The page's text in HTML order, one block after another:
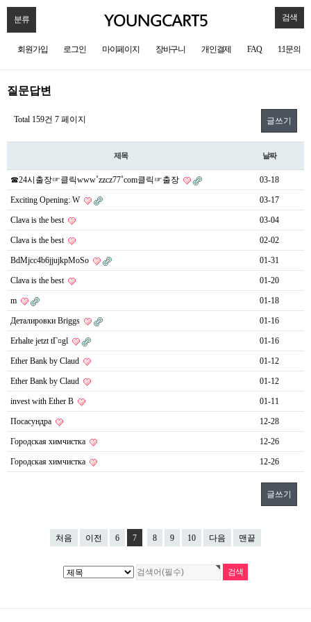
분류 검색
회원가입 로그인 마이페이지 장바구니 개인결제 FAQ 1:1문의
질문답변
Total 159건 7 페이지 글쓰기
제목 날짜
☎24시출장☞클릭www˚zzcz77˚com클릭☞출장 03-18
Exciting Opening: W 03-17
Clava is the best 03-04
Clava is the best 02-02
BdMjcc4b6jjujkpMoSo 01-31
Clava is the best 01-20
m 01-18
Деталировки Briggs 01-16
Erhalte jetzt tГ¤gl 01-16
Ether Bank by Claud 01-12
Ether Bank by Claud 01-12
invest with Ether B 01-11
Посасундра 12-28
Городская химчистка 12-26
Городская химчистка 12-26
글쓰기
처음 이전 6 7 8 9 10 다음 맨끝